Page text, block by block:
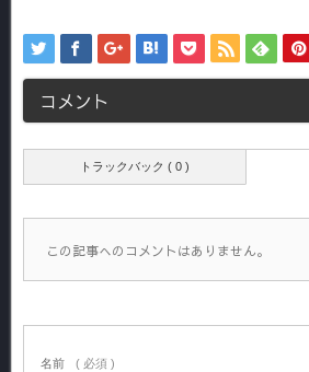
コメント
トラックバック ( 0 )
この記事へのコメントはありません。
名前 ( 必須 )